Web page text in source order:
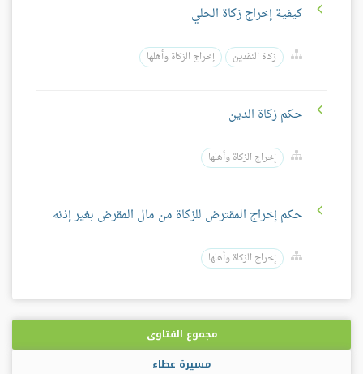
كيفية إخراج زكاة الحلي
زكاة النقدين إخراج الزكاة وأهلها
حكم زكاة الدين
إخراج الزكاة وأهلها
حكم إخراج المقترض للزكاة من مال المقرض بغير إذنه
إخراج الزكاة وأهلها
مجموع الفتاوى
مسيرة عطاء